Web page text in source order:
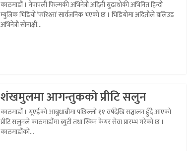
काठमाडौं । नेपापली फिल्मकी अभिनेत्री अदिती बुढाथोकी अभिनित हिन्दी
म्युजिक भिडियो ‘फरिश्ता’ सार्वजनिक भएको छ । भिडियोमा अदितीले बलिउड
अभिनेत्री सोनाक्षी...
शंखमुलमा आगन्तुकको प्रीटि सलुन
काठमाडौं । यूएईको आबुधाबीमा पछिल्लो ११ वर्षदेखि सञ्चालन हुँदै आएको
प्रीटि सलुनले काठमाडौंमा ब्युटी तथा स्किन केयर सेवा प्रारम्भ गरेको छ ।
काठमाडौंको...